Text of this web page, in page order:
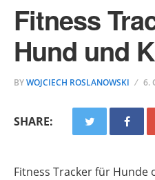
Fitness
Hund und
BYWOJCIECH ROSLANOWSKI 6.
SHARE:
Fitness Tracker für Hunde